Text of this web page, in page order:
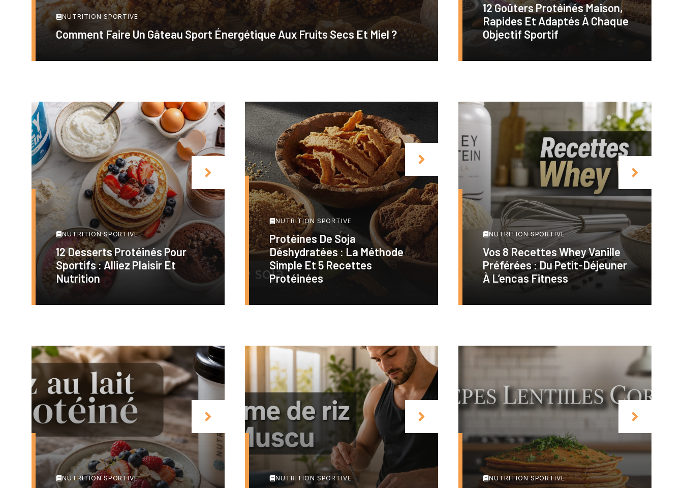
NUTRITION SPORTIVE
Comment Faire Un Gâteau Sport Énergétique Aux Fruits Secs Et Miel ?
12 Goûters Protéinés Maison,
Rapides Et Adaptés À Chaque
Objectif Sportif
NUTRITION SPORTIVE
12 Desserts Protéinés Pour
Sportifs : Alliez Plaisir Et
Nutrition
NUTRITION SPORTIVE
Protéines De Soja
Déshydratées : La Méthode
Simple Et 5 Recettes
Protéinées
NUTRITION SPORTIVE
Vos 8 Recettes Whey Vanille
Préférées : Du Petit-Déjeuner
À L’encas Fitness
NUTRITION SPORTIVE NUTRITION SPORTIVE NUTRITION SPORTIVE